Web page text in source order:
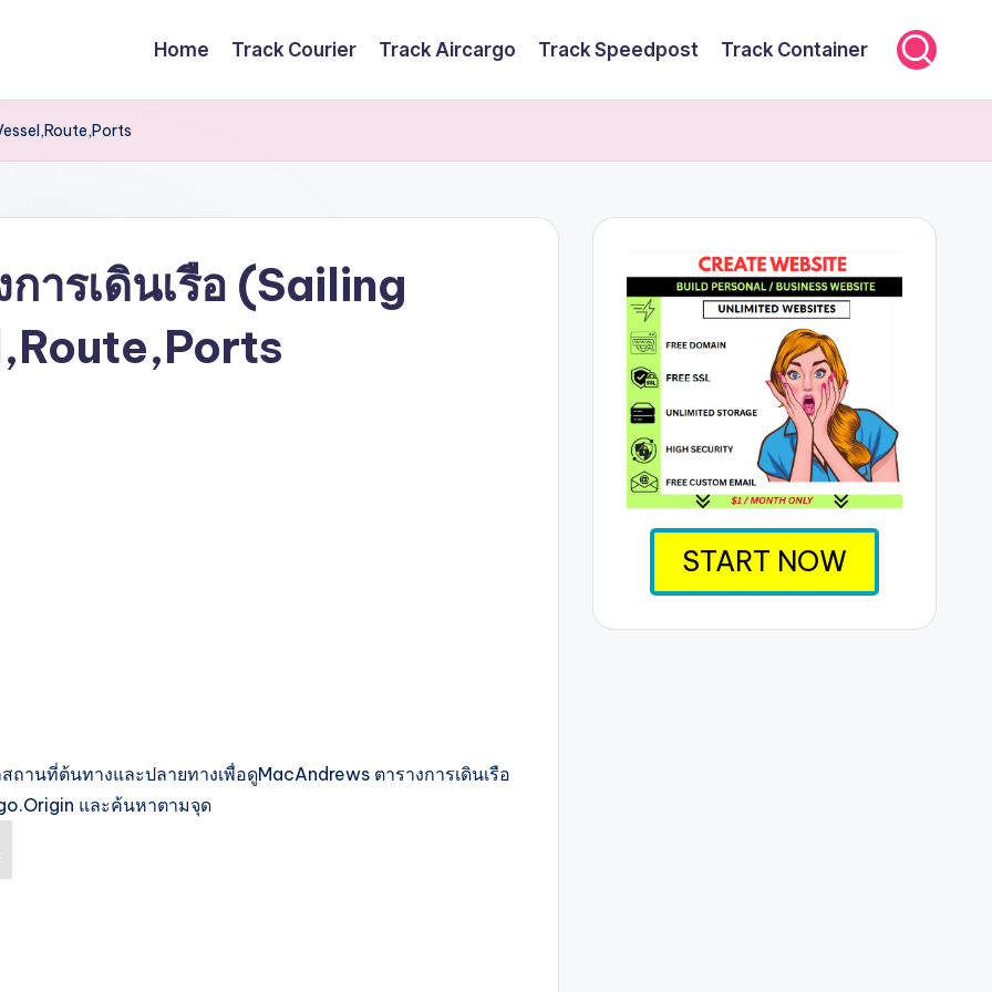
Home Track Courier Track Aircargo Track Speedpost Track Container
ารเดินเรือ (Sailing
ถานที่ต้นทางและปลายทางเพื่อดูMacAndrews ตารางการเดินเรือ
และค้นหาตามจุด
START NOW